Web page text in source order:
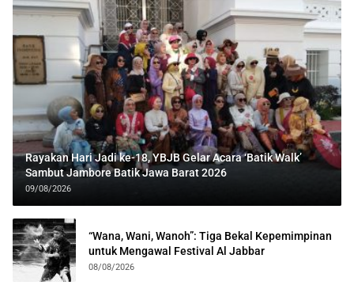
Rayakan Hari Jadi ke-18, YBJB Gelar Acara ‘Batik Walk’
Sambut Jambore Batik Jawa Barat 2026
09/08/2026
“Wana, Wani, Wanoh”: Tiga Bekal Kepemimpinan
untuk Mengawal Festival Al Jabbar
08/08/2026